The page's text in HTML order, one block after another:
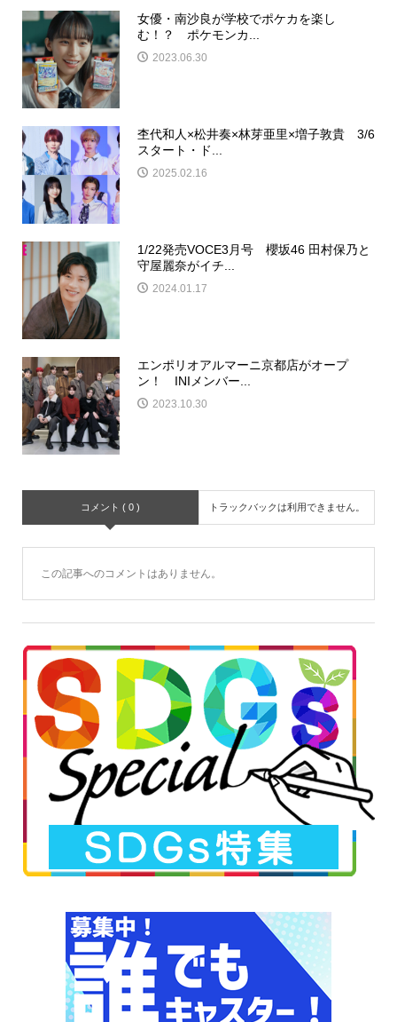
女優・南沙良が学校でポケカを楽し
む！？ ポケモンカ...
2023.06.30
杢代和人×松井奏×林芽亜里×増子敦貴 3/6
スタート・ド...
2025.02.16
1/22発売VOCE3月号 櫻坂46 田村保乃と
守屋麗奈がイチ...
2024.01.17
エンポリオアルマーニ京都店がオープ
ン！ INIメンバー...
2023.10.30
コメント ( 0 ) トラックバックは利用できません。
この記事へのコメントはありません。